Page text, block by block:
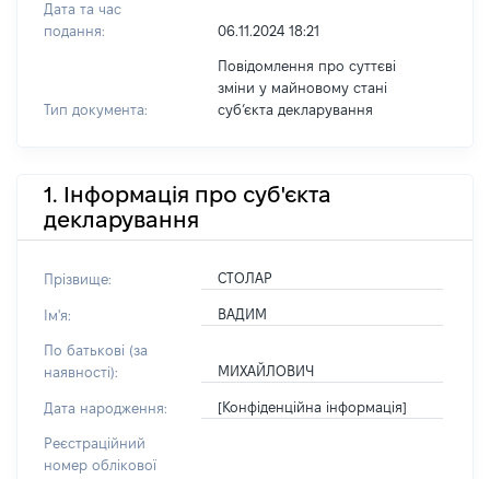
Дата та час
подання:
06.11.2024 18:21
Тип документа:
Повідомлення про суттєві
зміни у майновому стані
субʼєкта декларування
1. Інформація про суб'єкта
декларування
Прізвище: СТОЛАР
Ім'я: ВАДИМ
По батькові (за
наявності):
МИХАЙЛОВИЧ
Дата народження: [Конфіденційна інформація]
Реєстраційний
номер облікової